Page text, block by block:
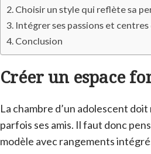
Choisir un style qui reflète sa
Intégrer ses passions et
Conclusion
Créer un espace
La chambre d’un adolescent
parfois ses amis. Il faut donc
modèle avec rangements